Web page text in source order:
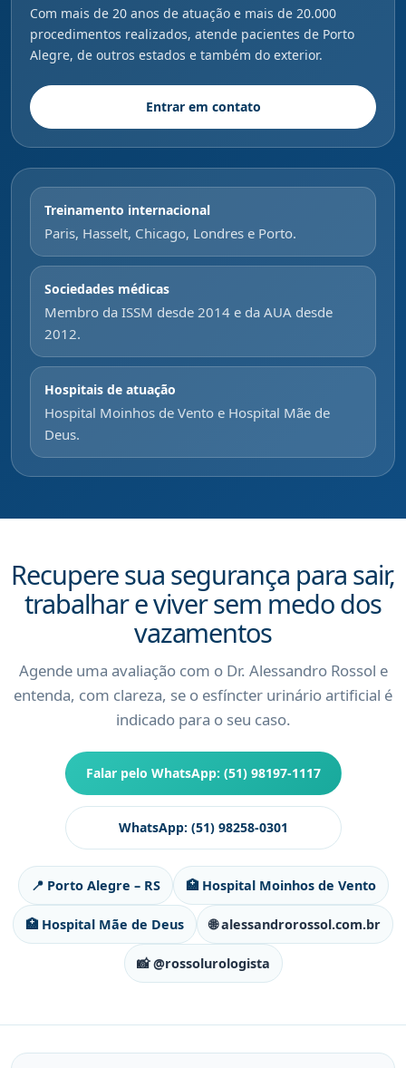
Com mais de 20 anos de atuação e mais de 20.000
procedimentos realizados, atende pacientes de Porto
Alegre, de outros estados e também do exterior.
Entrar em contato
Treinamento internacional
Paris, Hasselt, Chicago, Londres e Porto.
Sociedades médicas
Membro da ISSM desde 2014 e da AUA desde
2012.
Hospitais de atuação
Hospital Moinhos de Vento e Hospital Mãe de
Deus.
Recupere sua segurança para sair,
trabalhar e viver sem medo dos
vazamentos
Agende uma avaliação com o Dr. Alessandro Rossol e
entenda, com clareza, se o esfíncter urinário artificial é
indicado para o seu caso.
Falar pelo WhatsApp: (51) 98197-1117
WhatsApp: (51) 98258-0301
📍 Porto Alegre – RS 🏥 Hospital Moinhos de Vento
🏥 Hospital Mãe de Deus 🌐 alessandrorossol.com.br
📸 @rossolurologista